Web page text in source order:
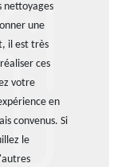
nettoyages
une
il est très
ces
votre
en
convenus. Si
le